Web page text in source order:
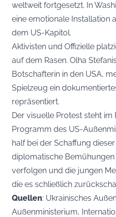
weltweit fortgesetzt. In
eine emotionale Installation
dem US-Kapitol.
Aktivisten und Offizielle
auf dem Rasen. Olha
Botschafterin in den USA,
Spielzeug ein
repräsentiert.
Der visuelle Protest steht
Programm des US-
half bei der Schaffung
diplomatische Bemühungen
verfolgen und die jungen
die es schließlich
Quellen: Ukrainisches
Außenministerium,